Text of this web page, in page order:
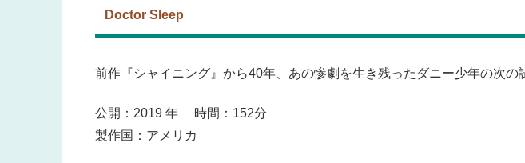
Doctor Sleep
前作『シャイニング』から40年、あの惨劇を生き残ったダニー少年の次の
公開：2019 年 時間：152分
製作国：アメリカ